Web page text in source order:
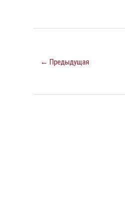
← Предыдущая